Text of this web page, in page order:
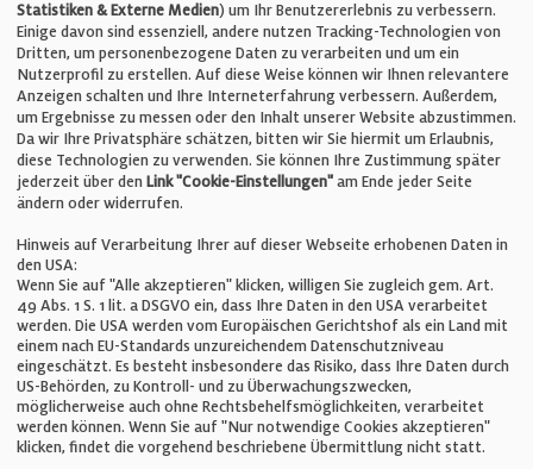
E-Mail:info@bauelemente-bau.eu
Unternehmen
Impressum
Cookie-Einstellungen
AGB
Statistiken & Externe Medien) um Ihr Benutzererlebnis zu verbessern.
Einige davon sind essenziell, andere nutzen Tracking-Technologien von
Dritten, um personenbezogene Daten zu verarbeiten und um ein
Nutzerprofil zu erstellen. Auf diese Weise können wir Ihnen relevantere
Anzeigen schalten und Ihre Interneterfahrung verbessern. Außerdem,
um Ergebnisse zu messen oder den Inhalt unserer Website abzustimmen.
Da wir Ihre Privatsphäre schätzen, bitten wir Sie hiermit um Erlaubnis,
diese Technologien zu verwenden. Sie können Ihre Zustimmung später
jederzeit über den Link "Cookie-Einstellungen" am Ende jeder Seite
ändern oder widerrufen.
Hinweis auf Verarbeitung Ihrer auf dieser Webseite erhobenen Daten in
den USA:
Wenn Sie auf "Alle akzeptieren" klicken, willigen Sie zugleich gem. Art.
49 Abs. 1 S. 1 lit. a DSGVO ein, dass Ihre Daten in den USA verarbeitet
werden. Die USA werden vom Europäischen Gerichtshof als ein Land mit
einem nach EU-Standards unzureichendem Datenschutzniveau
eingeschätzt. Es besteht insbesondere das Risiko, dass Ihre Daten durch
US-Behörden, zu Kontroll- und zu Überwachungszwecken,
möglicherweise auch ohne Rechtsbehelfsmöglichkeiten, verarbeitet
werden können. Wenn Sie auf "Nur notwendige Cookies akzeptieren"
klicken, findet die vorgehend beschriebene Übermittlung nicht statt.